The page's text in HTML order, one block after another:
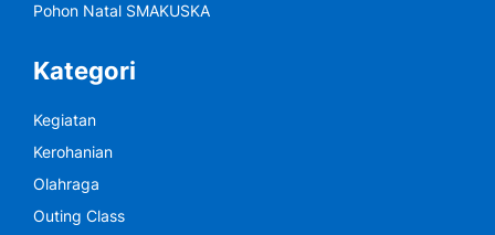
Pohon Natal SMAKUSKA
Kategori
Kegiatan
Kerohanian
Olahraga
Outing Class